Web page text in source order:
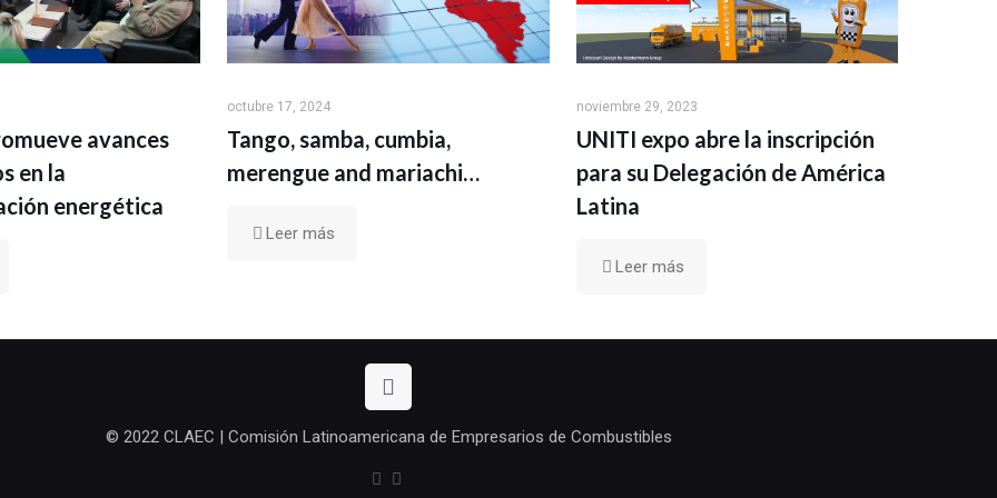
avances
en la
energética
octubre 17, 2024
Tango, samba, cumbia,
merengue and mariachi…
Leer más
noviembre 29, 2023
UNITI expo abre la inscripción
para su Delegación de América
Latina
Leer más
© 2022 CLAEC | Comisión Latinoamericana de Empresarios de Combustibles